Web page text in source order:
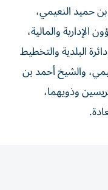
حميد النعيمي،
والمالية،
البلدية والتخطيط
والشيخ أحمد بن
وذويهما،